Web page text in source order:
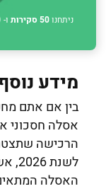
ניתחנו50 סקירות ו-
מידע
בין אם אתם
אסלה חסכוני
הרכישה
האסלה